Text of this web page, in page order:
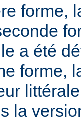
forme,
a été
forme,
la